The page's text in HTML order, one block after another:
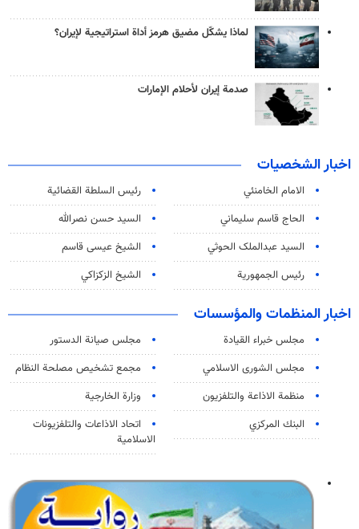
لماذا يشكّل مضيق هرمز أداة استراتيجية لإيران؟
صدمة إيران لأحلام الإمارات
اخبار الشخصيات
الامام الخامنئي
رئیس السلطة القضائیة
الحاج قاسم سليماني
السيد حسن نصرالله
السید عبدالملک الحوثي
الشيخ عيسى قاسم
رئيس الجمهورية
الشيخ الزكزاكي
اخبار المنظمات والمؤسسات
مجلس خبراء القيادة
مجلس صيانة الدستور
مجلس الشورى الاسلامي
مجمع تشخيص مصلحة النظام
منظمة الاذاعة والتلفزیون
وزارة الخارجية
البنك المركزي
اتحاد الاذاعات والتلفزيونات
الاسلامية